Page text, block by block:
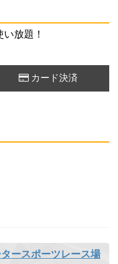
放題！
カード決済
ースポーツレース場